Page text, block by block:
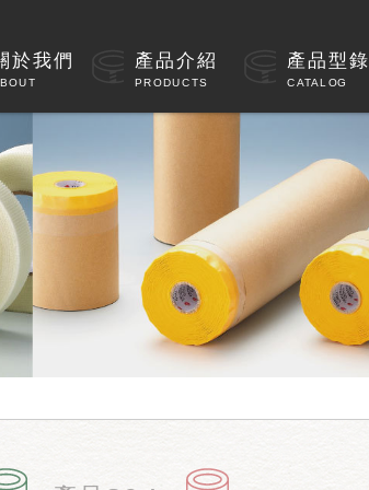
於我們 產品介紹
PRODUCTS
產品型錄
CATALOG